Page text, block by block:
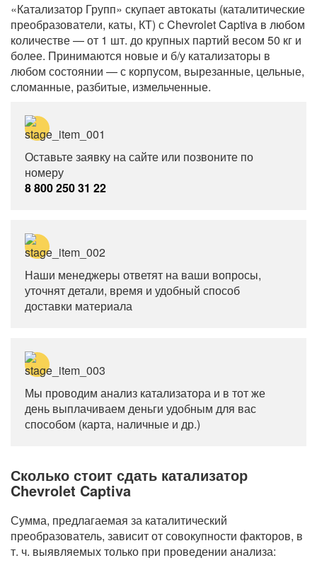
«Катализатор Групп» скупает автокаты (каталитические
преобразователи, каты, КТ) с Chevrolet Captiva в любом
количестве — от 1 шт. до крупных партий весом 50 кг и
более. Принимаются новые и б/у катализаторы в
любом состоянии — с корпусом, вырезанные, цельные,
сломанные, разбитые, измельченные.
Оставьте заявку на сайте или позвоните по
номеру
8 800 250 31 22
Наши менеджеры ответят на ваши вопросы,
уточнят детали, время и удобный способ
доставки материала
Мы проводим анализ катализатора и в тот же
день выплачиваем деньги удобным для вас
способом (карта, наличные и др.)
Сколько стоит сдать катализатор
Chevrolet Captiva
Сумма, предлагаемая за каталитический
преобразователь, зависит от совокупности факторов, в
т. ч. выявляемых только при проведении анализа: